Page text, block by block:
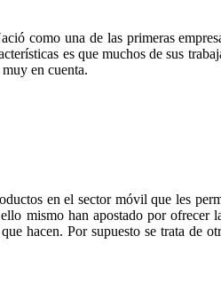
como una de las primeras
es que muchos de sus
muy en cuenta.
en el sector móvil que les
mismo han apostado por ofrecer
hacen. Por supuesto se trata de